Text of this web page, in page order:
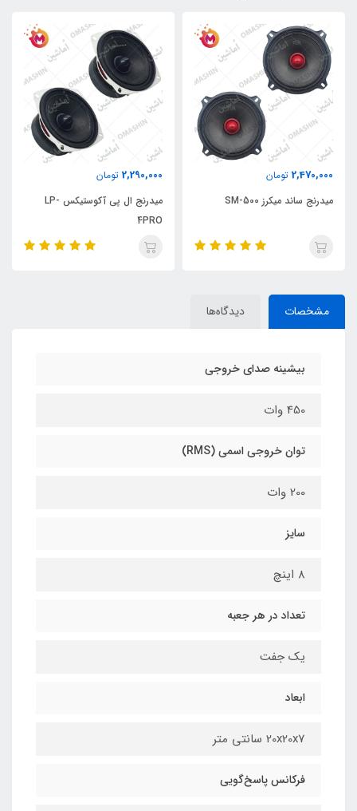
2,470,000 تومان
میدرنج ساند میکرز SM-500
2,290,000 تومان
میدرنج ال پی آکوستیکس LP-
4PRO
مشخصات دیدگاه‌ها
بیشینه صدای خروجی
450 وات
توان خروجی اسمی (RMS)
200 وات
سایز
8 اینچ
تعداد در هر جعبه
یک جفت
ابعاد
20x20x7 سانتی متر
فرکانس پاسخ‌گویی